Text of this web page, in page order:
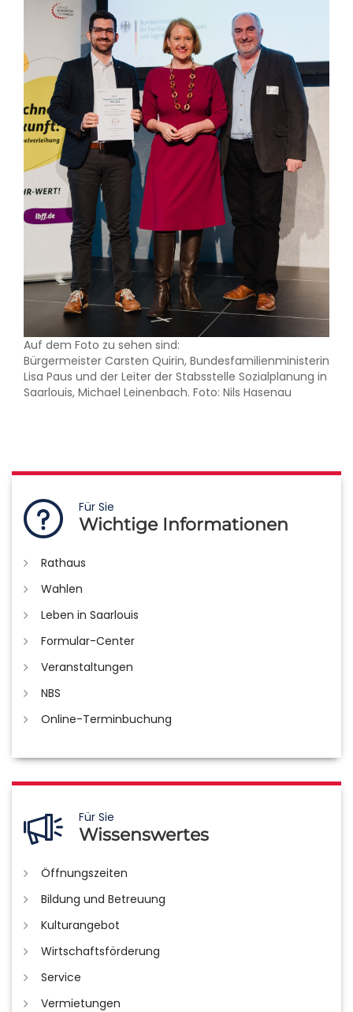
Auf dem Foto zu sehen sind:
Bürgermeister Carsten Quirin, Bundesfamilienministerin
Lisa Paus und der Leiter der Stabsstelle Sozialplanung in
Saarlouis, Michael Leinenbach. Foto: Nils Hasenau
Für Sie
Wichtige Informationen
Rathaus
Wahlen
Leben in Saarlouis
Formular-Center
Veranstaltungen
NBS
Online-Terminbuchung
Für Sie
Wissenswertes
Öffnungszeiten
Bildung und Betreuung
Kulturangebot
Wirtschaftsförderung
Service
Vermietungen